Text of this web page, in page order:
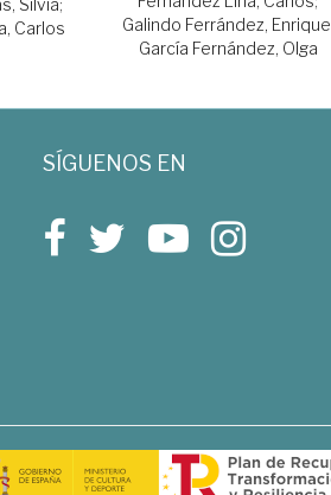
Silvia;
Carlos
Galindo Ferrández, Enrique
García Fernández, Olga
SÍGUENOS EN